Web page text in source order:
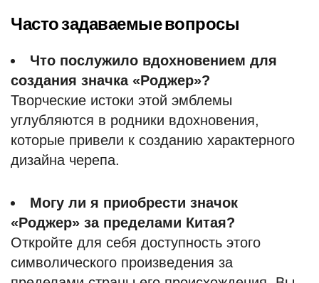
Часто задаваемые вопросы
Что послужило вдохновением для
создания значка «Роджер»?
Творческие истоки этой эмблемы
углубляются в родники вдохновения,
которые привели к созданию характерного
дизайна черепа.
Могу ли я приобрести значок
«Роджер» за пределами Китая?
Откройте для себя доступность этого
символического произведения за